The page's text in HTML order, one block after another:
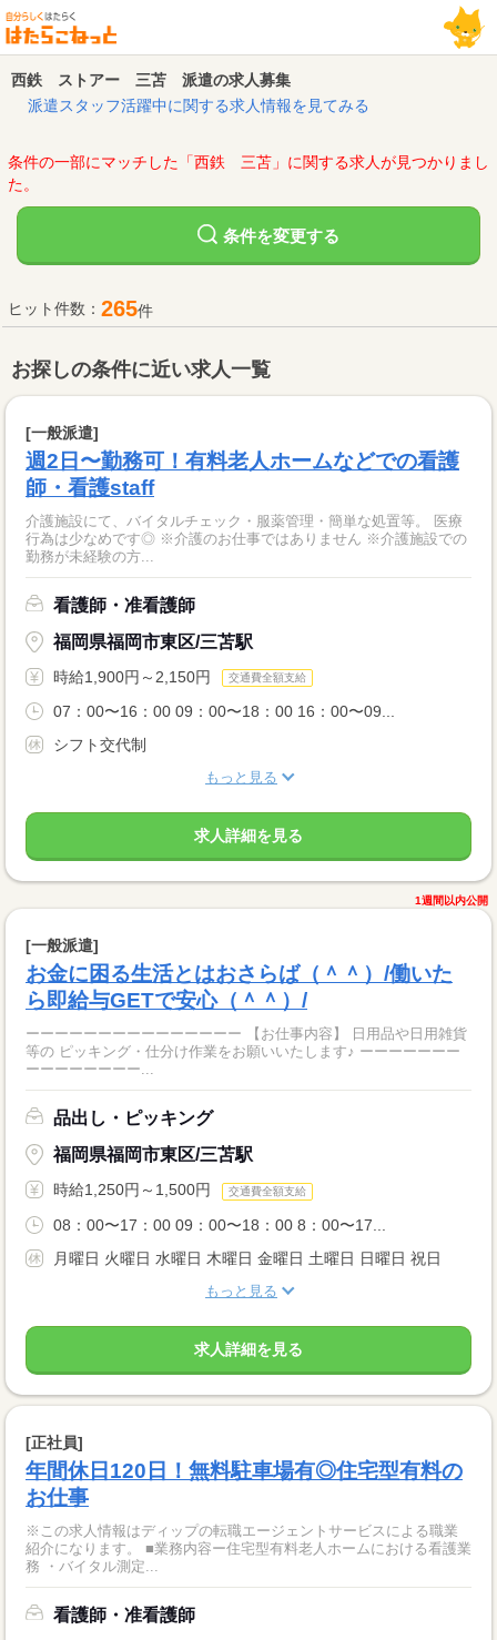
西鉄 ストアー 三苫 派遣の求人募集
派遣スタッフ活躍中に関する求人情報を見てみる
条件の一部にマッチした「西鉄 三苫」に関する求人が見つかりまし
た。
条件を変更する
ヒット件数： 265件
お探しの条件に近い求人一覧
[一般派遣]
週2日〜勤務可！有料老人ホームなどでの看護
師・看護staff
介護施設にて、バイタルチェック・服薬管理・簡単な処置等。 医療
行為は少なめです◎ ※介護のお仕事ではありません ※介護施設での
勤務が未経験の方...
看護師・准看護師
福岡県福岡市東区/三苫駅
時給1,900円～2,150円 交通費全額支給
07：00〜16：00 09：00〜18：00 16：00〜09...
シフト交代制
もっと見る
求人詳細を見る
1週間以内公開
[一般派遣]
お金に困る生活とはおさらば（＾＾）/働いた
ら即給与GETで安心（＾＾）/
ーーーーーーーーーーーーーーー 【お仕事内容】 日用品や日用雑貨
等の ピッキング・仕分け作業をお願いいたします♪ ーーーーーーー
ーーーーーーーー...
品出し・ピッキング
福岡県福岡市東区/三苫駅
時給1,250円～1,500円 交通費全額支給
08：00〜17：00 09：00〜18：00 8：00〜17...
月曜日 火曜日 水曜日 木曜日 金曜日 土曜日 日曜日 祝日
もっと見る
求人詳細を見る
[正社員]
年間休日120日！無料駐車場有◎住宅型有料の
お仕事
※この求人情報はディップの転職エージェントサービスによる職業
紹介になります。 ■業務内容ー住宅型有料老人ホームにおける看護業
務 ・バイタル測定...
看護師・准看護師